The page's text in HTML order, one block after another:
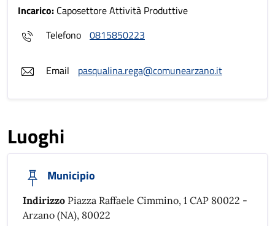
Incarico: Caposettore Attività Produttive
Telefono 0815850223
Email pasqualina.rega@comunearzano.it
Luoghi
Municipio
Indirizzo Piazza Raffaele Cimmino, 1 CAP 80022 -
Arzano (NA), 80022